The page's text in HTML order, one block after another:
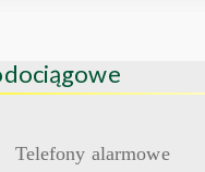
Telefony alarmowe